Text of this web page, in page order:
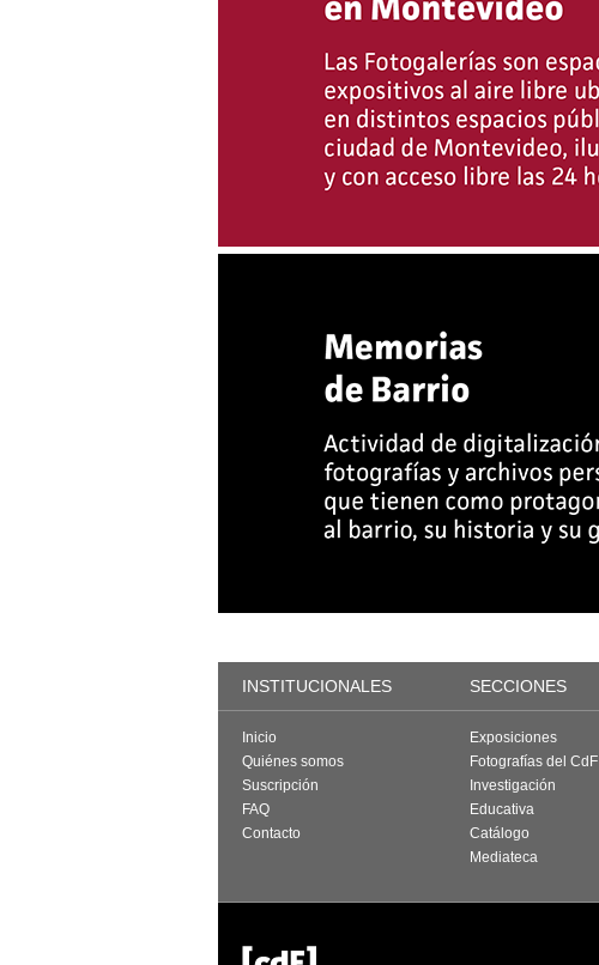
INSTITUCIONALES SECCIONES
Inicio
Quiénes somos
Suscripción
FAQ
Contacto
Exposiciones
Fotografías del CdF
Investigación
Educativa
Catálogo
Mediateca